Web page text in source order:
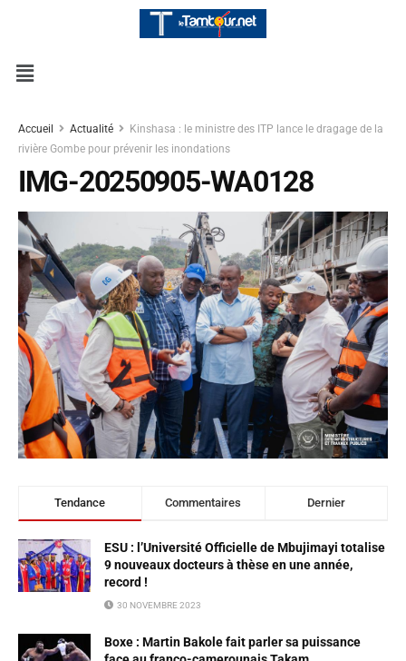
Accueil Actualité
Kinshasa : le ministre des ITP lance le dragage de la
rivière Gombe pour prévenir les inondations
IMG-20250905-WA0128
Tendance Commentaires Dernier
ESU : l’Université Officielle de Mbujimayi totalise
9 nouveaux docteurs à thèse en une année,
record !
30 NOVEMBRE 2023
Boxe : Martin Bakole fait parler sa puissance